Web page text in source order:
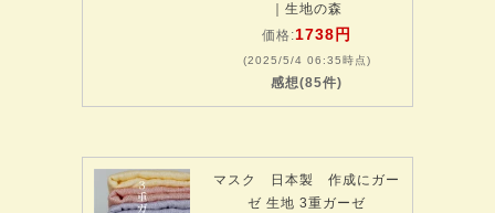
｜生地の森
価格:1738円
(2025/5/4 06:35時点)
感想(85件)
マスク 日本製 作成にガー
ゼ 生地 3重ガーゼ